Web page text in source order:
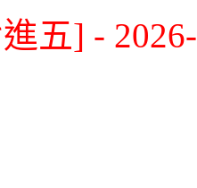
五] -